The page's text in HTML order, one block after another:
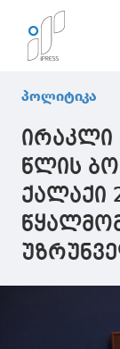
პოლიტიკა
ირაკლი
წლის
ქალაქი